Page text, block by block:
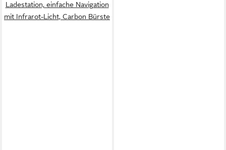
Ladestation, einfache Navigation
mit Infrarot-Licht, Carbon Bürste